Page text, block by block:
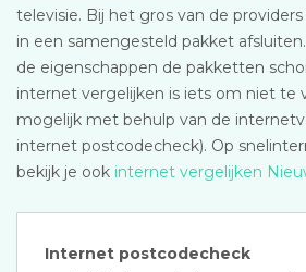
televisie. Bij het gros van de
in een samengesteld pakket
de eigenschappen de pakketten
internet vergelijken is iets om niet te
mogelijk met behulp van de
internet postcodecheck). Op
bekijk je ook internet vergelijken
Internet postcodecheck